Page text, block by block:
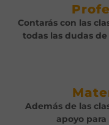
Contarás con las
todas las dudas
Además de las
apoyo